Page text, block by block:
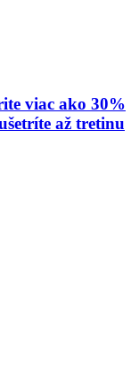
viac ako 30%
až tretinu